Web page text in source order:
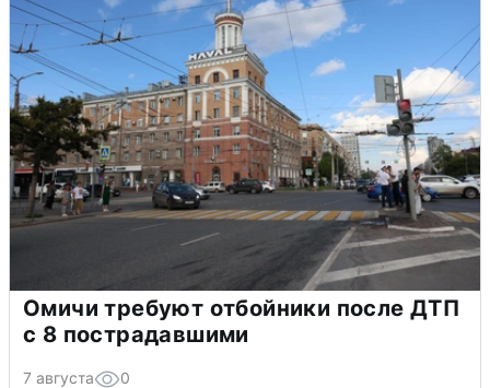
Омичи требуют отбойники после ДТП
с 8 пострадавшими
7 августа 0